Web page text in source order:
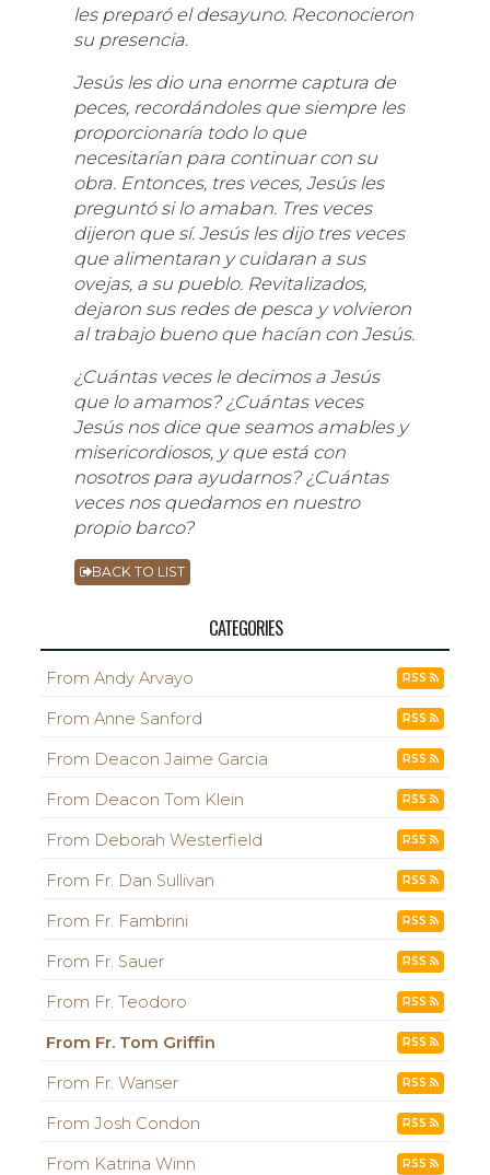
les preparó el desayuno. Reconocieron
su presencia.
Jesús les dio una enorme captura de
peces, recordándoles que siempre les
proporcionaría todo lo que
necesitarían para continuar con su
obra. Entonces, tres veces, Jesús les
preguntó si lo amaban. Tres veces
dijeron que sí. Jesús les dijo tres veces
que alimentaran y cuidaran a sus
ovejas, a su pueblo. Revitalizados,
dejaron sus redes de pesca y volvieron
al trabajo bueno que hacían con Jesús.
¿Cuántas veces le decimos a Jesús
que lo amamos? ¿Cuántas veces
Jesús nos dice que seamos amables y
misericordiosos, y que está con
nosotros para ayudarnos? ¿Cuántas
veces nos quedamos en nuestro
propio barco?
BACK TO LIST
CATEGORIES
From Andy Arvayo RSS
From Anne Sanford RSS
From Deacon Jaime Garcia RSS
From Deacon Tom Klein RSS
From Deborah Westerfield RSS
From Fr. Dan Sullivan RSS
From Fr. Fambrini RSS
From Fr. Sauer RSS
From Fr. Teodoro RSS
From Fr. Tom Griffin RSS
From Fr. Wanser RSS
From Josh Condon RSS
From Katrina Winn RSS